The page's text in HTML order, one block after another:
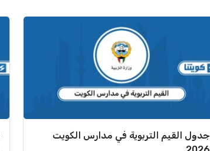
جدول القيم التربوية في مدارس الكويت